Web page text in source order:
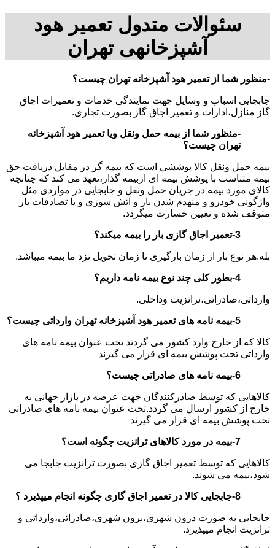
سئوالات متدول تعمیر هود
آشپزخانهی تهران
-منظور شما از تعمیر هود آشپزخانه تهران چیست؟
جابجایی اسباب و وسایل جهت نمایندگی خدمات و تعمیرات اجاق
گاز منازل،ادارات و تعمیر اجاق گاز بصورت تجاری.
-منظور شما از بیمه حمل ونقل ویا تعمیر هود آشپزخانه
تهران چیست؟
بیمه حمل ونقل کالا پوششی است که بیمه گر در مقابل دریافت حق
بیمه متناسب با پوشش بیمه ای ازبیمه گذار،تعهد می کند که چنانچه
کالای مورد بیمه در جریان حمل ونقل و جابجایی در مواردی مثل
واژگونی خودرو و منهدم شدن بار و آتش سوزی و یا تصادفات بار
متوقف شده و تعیین خسارت میگردد.
3-تعمیر اجاق گازی بار را بیمه میکند؟
بله.هر نوع بار از زمان بارگیری تا زمان تحویل نزد ما بیمه میباشد.
4-بطور کلی چند نوع بیمه نامه داریم؟
وارداتی،صادراتی،ترانزیت وداخلی.
5-بیمه نامه های تعمیر هود آشپزخانه تهران وارداتی چیست؟
کالا که از خارج وارد کشور می گردند تحت عنوان بیمه نامه های
وارداتی تحت پوشش بیمه ای قرار می گیرند
6-بیمه نامه های صادراتی چیست؟
کالاهایی که توسط صادرکنندگان جهت عرضه در بازار جهانی به
خارج از کشور ارسال می گردد.تحت عنوان بیمه نامه های صادراتی
تحت پوشش بیمه ای قرار می گیرند
7-بیمه در مورد کالاهای ترانزیت چگونه است؟
کالاهایی که توسط تعمیر اجاق گازی بصورت ترانزیت جابجا می
شود،بیمه می شوند.
8-جابجایی کالا در تعمیر اجاق گازی چگونه انجام میپذیرد ؟
جابجایی به صورت درون شهری،برون شهری،صادراتی،وارداتی و
ترانزیت انجام میپذیرد.